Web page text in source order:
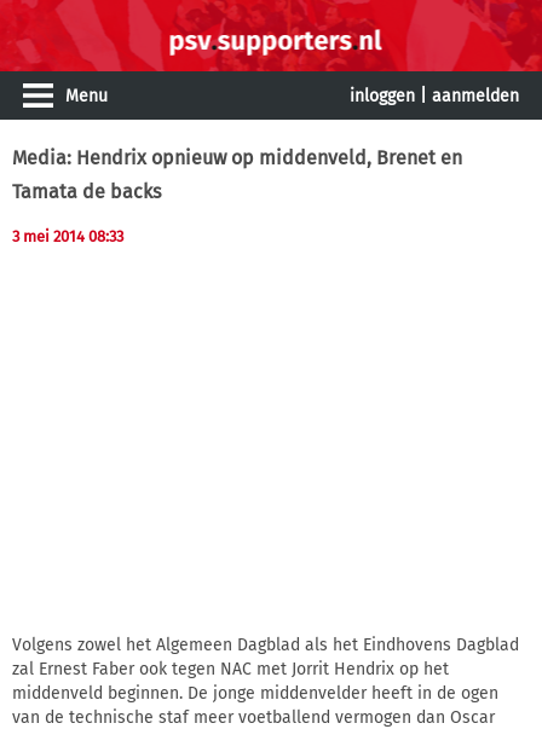
Menu inloggen aanmelden
Media: Hendrix opnieuw op middenveld, Brenet en
Tamata de backs
3 mei 2014 08:33
Volgens zowel het Algemeen Dagblad als het Eindhovens Dagblad
zal Ernest Faber ook tegen NAC met Jorrit Hendrix op het
middenveld beginnen. De jonge middenvelder heeft in de ogen
van de technische staf meer voetballend vermogen dan Oscar